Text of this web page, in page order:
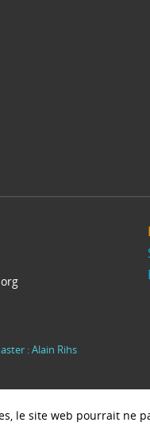
: Alain Rihs
le site web pourrait ne